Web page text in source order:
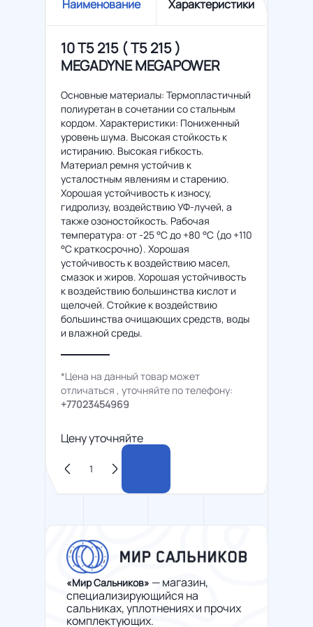
Наименование Характеристики
10 T5 215 ( Т5 215 )
MEGADYNE MEGAPOWER
Основные материалы: Термопластичный
полиуретан в сочетании со стальным
кордом. Характеристики: Пониженный
уровень шума. Высокая стойкость к
истиранию. Высокая гибкость.
Материал ремня устойчив к
усталостным явлениям и старению.
Хорошая устойчивость к износу,
гидролизу, воздействию УФ-лучей, а
также озоностойкость. Рабочая
температура: от -25 °C до +80 °C (до +110
°C краткосрочно). Хорошая
устойчивость к воздействию масел,
смазок и жиров. Хорошая устойчивость
к воздействию большинства кислот и
щелочей. Стойкие к воздействию
большинства очищающих средств, воды
и влажной среды.
*Цена на данный товар может
отличаться , уточняйте по телефону:
+77023454969
Цену уточняйте
«Мир Сальников» — магазин,
специализирующийся на
сальниках, уплотнениях и прочих
комплектующих.